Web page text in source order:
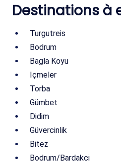
Destinations à
Turgutreis
Bodrum
Bagla Koyu
Içmeler
Torba
Gümbet
Didim
Güvercinlik
Bitez
Bodrum/Bardakci